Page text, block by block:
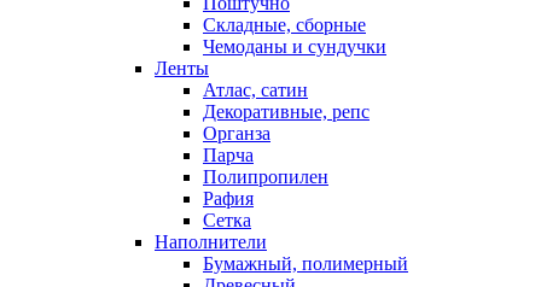
Складные, сборные
Чемоданы и сундучки
Ленты
Атлас, сатин
Декоративные, репс
Органза
Парча
Полипропилен
Рафия
Сетка
Наполнители
Бумажный, полимерный